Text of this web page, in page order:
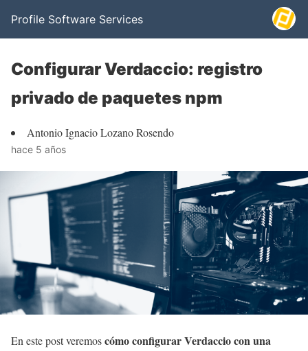
Profile Software Services
Configurar Verdaccio: registro
privado de paquetes npm
Antonio Ignacio Lozano Rosendo
hace 5 años
En este post veremoscómo configurar Verdaccio con una